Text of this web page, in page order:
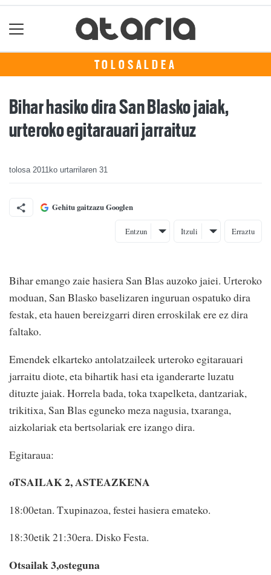
TOLOSALDEA
Bihar hasiko dira San Blasko jaiak,
urteroko egitarauari jarraituz
tolosa 2011ko urtarrilaren 31
Gehitu gaitzazu Googlen
Entzun Itzuli Erraztu
Bihar emango zaie hasiera San Blas auzoko jaiei. Urteroko
moduan, San Blasko baselizaren inguruan ospatuko dira
festak, eta hauen bereizgarri diren erroskilak ere ez dira
faltako.
Emendek elkarteko antolatzaileek urteroko egitarauari
jarraitu diote, eta bihartik hasi eta iganderarte luzatu
dituzte jaiak. Horrela bada, toka txapelketa, dantzariak,
trikitixa, San Blas eguneko meza nagusia, txaranga,
aizkolariak eta bertsolariak ere izango dira.
Egitaraua:
oTSAILAK 2, ASTEAZKENA
18:00etan. Txupinazoa, festei hasiera emateko.
18:30etik 21:30era. Disko Festa.
Otsailak 3,osteguna